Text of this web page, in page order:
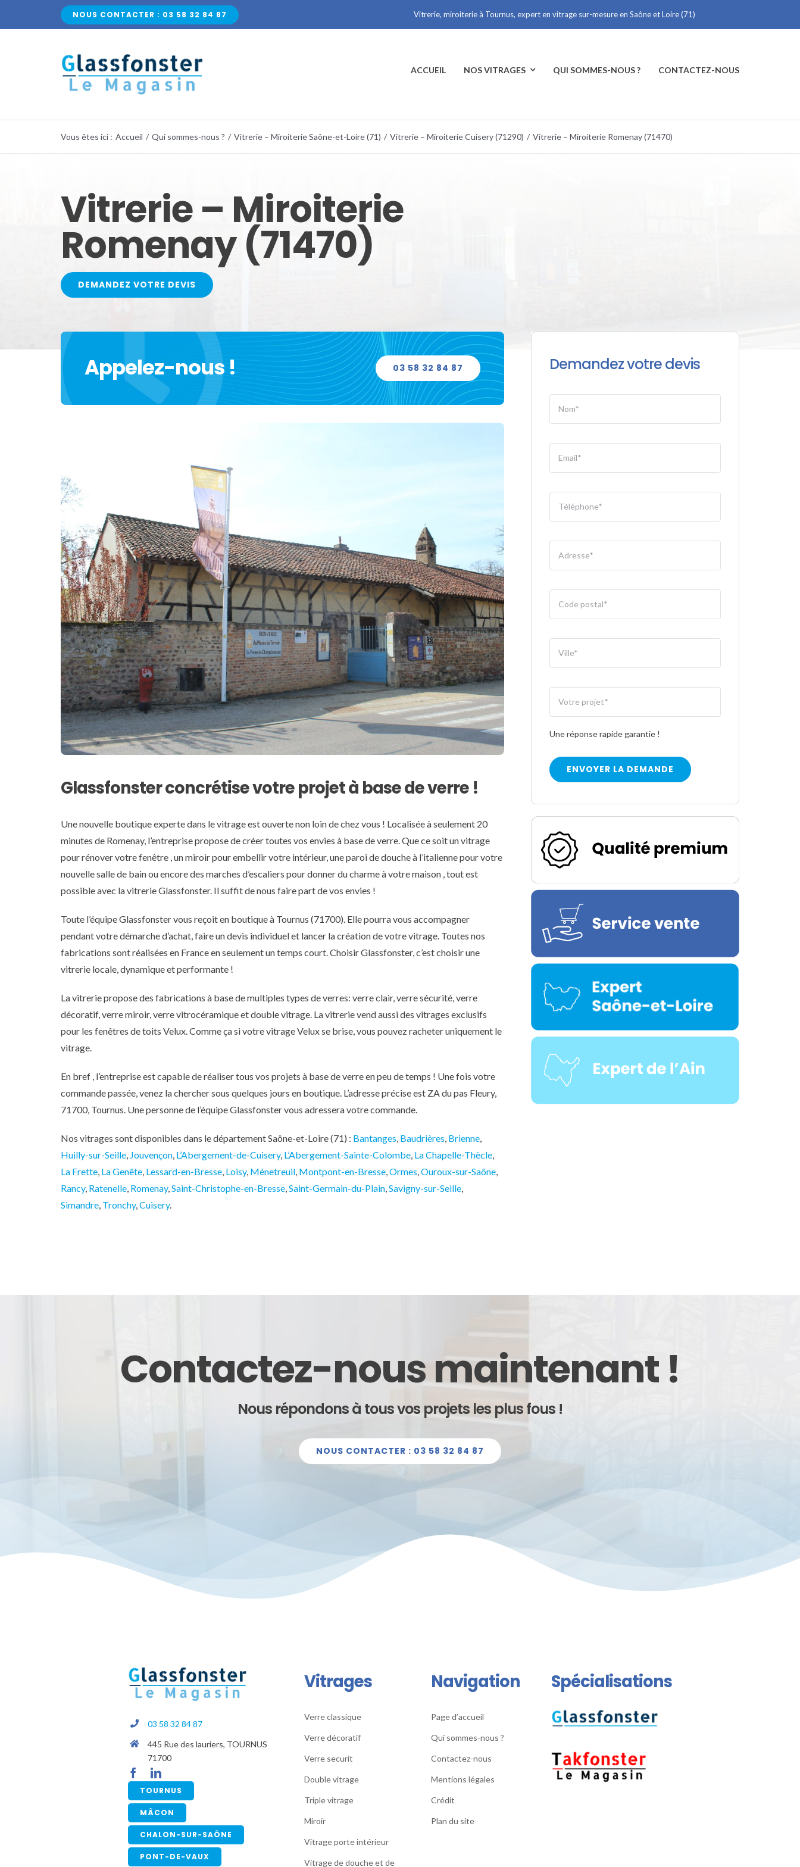
NOUS CONTACTER : 03 58 32 84 87 Vitrerie, miroiterie à Tournus, expert en vitrage sur-mesure en Saône et Loire (71)
ACCUEIL NOS VITRAGES QUI SOMMES-NOUS ? CONTACTEZ-NOUS
Vous êtes ici : Accueil / Qui sommes-nous ? / Vitrerie – Miroiterie Saône-et-Loire (71) / Vitrerie – Miroiterie Cuisery (71290) / Vitrerie – Miroiterie Romenay (71470)
Vitrerie – Miroiterie
Romenay (71470)
DEMANDEZ VOTRE DEVIS
Appelez-nous ! 03 58 32 84 87
Glassfonster concrétise votre projet à base de verre !
Une nouvelle boutique experte dans le vitrage est ouverte non loin de chez vous ! Localisée à seulement 20
minutes de Romenay, l’entreprise propose de créer toutes vos envies à base de verre. Que ce soit un vitrage
pour rénover votre fenêtre , un miroir pour embellir votre intérieur, une paroi de douche à l’italienne pour votre
nouvelle salle de bain ou encore des marches d’escaliers pour donner du charme à votre maison , tout est
possible avec la vitrerie Glassfonster. Il suffit de nous faire part de vos envies !
Toute l’équipe Glassfonster vous reçoit en boutique à Tournus (71700). Elle pourra vous accompagner
pendant votre démarche d’achat, faire un devis individuel et lancer la création de votre vitrage. Toutes nos
fabrications sont réalisées en France en seulement un temps court. Choisir Glassfonster, c’est choisir une
vitrerie locale, dynamique et performante !
La vitrerie propose des fabrications à base de multiples types de verres: verre clair, verre sécurité, verre
décoratif, verre miroir, verre vitrocéramique et double vitrage. La vitrerie vend aussi des vitrages exclusifs
pour les fenêtres de toits Velux. Comme ça si votre vitrage Velux se brise, vous pouvez racheter uniquement le
vitrage.
En bref , l’entreprise est capable de réaliser tous vos projets à base de verre en peu de temps ! Une fois votre
commande passée, venez la chercher sous quelques jours en boutique. L’adresse précise est ZA du pas Fleury,
71700, Tournus. Une personne de l’équipe Glassfonster vous adressera votre commande.
Nos vitrages sont disponibles dans le département Saône-et-Loire (71) : Bantanges, Baudrières, Brienne,
Huilly-sur-Seille, Jouvençon, L’Abergement-de-Cuisery, L’Abergement-Sainte-Colombe, La Chapelle-Thècle,
La Frette, La Genête, Lessard-en-Bresse, Loisy, Ménetreuil, Montpont-en-Bresse,Ormes,Ouroux-sur-Saône,
Rancy, Ratenelle, Romenay,Saint-Christophe-en-Bresse,Saint-Germain-du-Plain,Savigny-sur-Seille,
Simandre, Tronchy,Cuisery.
Demandez votre devis
Une réponse rapide garantie !
ENVOYER LA DEMANDE
Contactez-nous maintenant !
Nous répondons à tous vos projets les plus fous !
NOUS CONTACTER : 03 58 32 84 87
03 58 32 84 87
445 Rue des lauriers, TOURNUS
71700
TOURNUS
MÂCON
CHALON-SUR-SAÔNE
PONT-DE-VAUX
Vitrages
Verre classique
Verre décoratif
Verre securit
Double vitrage
Triple vitrage
Miroir
Vitrage porte intérieur
Vitrage de douche et de
Navigation
Page d’accueil
Qui sommes-nous ?
Contactez-nous
Mentions légales
Crédit
Plan du site
Spécialisations